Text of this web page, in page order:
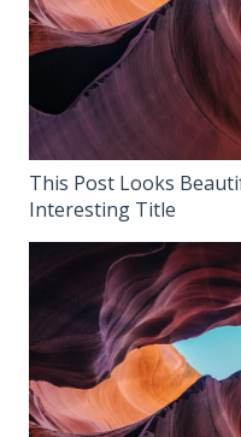
This Post Looks
Interesting Title